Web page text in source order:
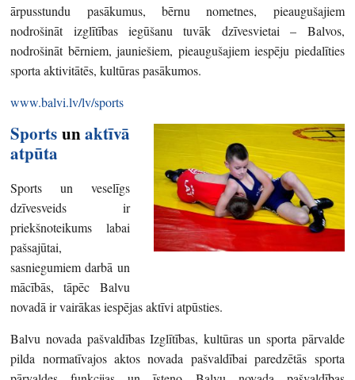
ārpusstundu pasākumus, bērnu nometnes, pieaugušajiem
nodrošināt izglītības iegūšanu tuvāk dzīvesvietai – Balvos,
nodrošināt bērniem, jauniešiem, pieaugušajiem iespēju piedalīties
sporta aktivitātēs, kultūras pasākumos.
www.balvi.lv/lv/sports
Sports unaktīvā
atpūta
Sports un veselīgs
dzīvesveids ir
priekšnoteikums labai
pašsajūtai,
sasniegumiem darbā un
mācībās, tāpēc Balvu
novadā ir vairākas iespējas aktīvi atpūsties.
Balvu novada pašvaldības Izglītības, kultūras un sporta pārvalde
pilda normatīvajos aktos novada pašvaldībai paredzētās sporta